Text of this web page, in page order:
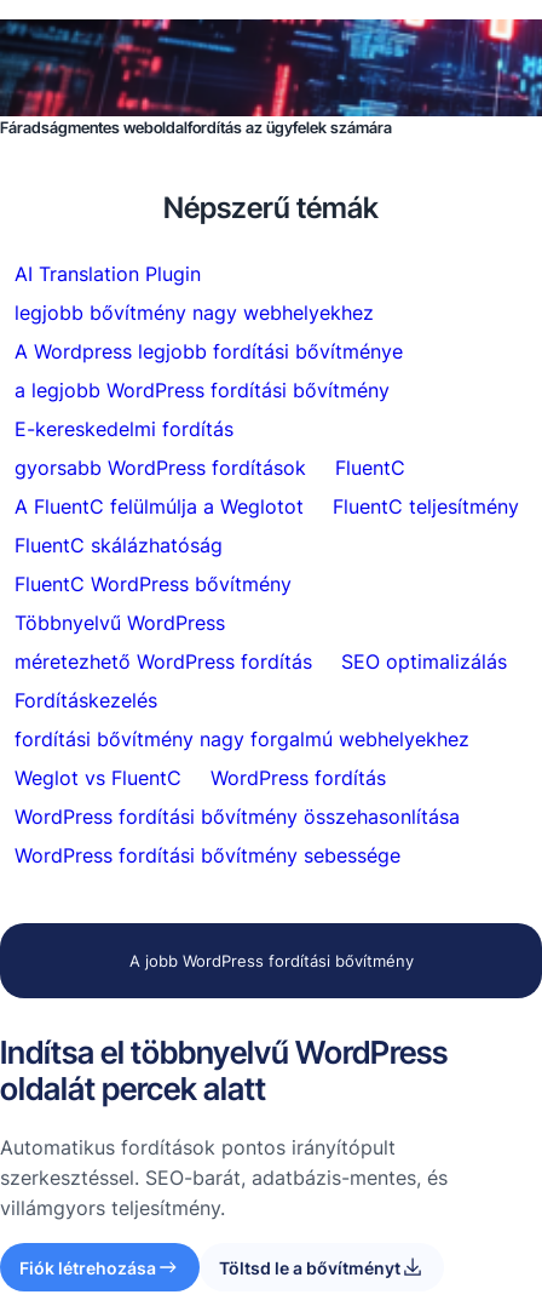
Fáradságmentes weboldalfordítás az ügyfelek számára
Népszerű témák
AI Translation Plugin
legjobb bővítmény nagy webhelyekhez
A Wordpress legjobb fordítási bővítménye
a legjobb WordPress fordítási bővítmény
E-kereskedelmi fordítás
gyorsabb WordPress fordítások
FluentC
A FluentC felülmúlja a Weglotot
FluentC teljesítmény
FluentC skálázhatóság
FluentC WordPress bővítmény
Többnyelvű WordPress
méretezhető WordPress fordítás
SEO optimalizálás
Fordításkezelés
fordítási bővítmény nagy forgalmú webhelyekhez
Weglot vs FluentC
WordPress fordítás
WordPress fordítási bővítmény összehasonlítása
WordPress fordítási bővítmény sebessége
A jobb WordPress fordítási bővítmény
Indítsa el többnyelvű WordPress
oldalát percek alatt
Automatikus fordítások pontos irányítópult
szerkesztéssel. SEO-barát, adatbázis-mentes, és
villámgyors teljesítmény.
Fiók létrehozása Töltsd le a bővítményt